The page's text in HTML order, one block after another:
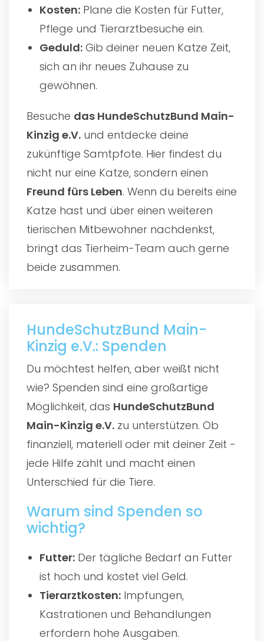
Kosten: Plane die Kosten für Futter,
Pflege und Tierarztbesuche ein.
Geduld: Gib deiner neuen Katze Zeit,
sich an ihr neues Zuhause zu
gewöhnen.
Besuche das HundeSchutzBund Main-
Kinzig e.V. und entdecke deine
zukünftige Samtpfote. Hier findest du
nicht nur eine Katze, sondern einen
Freund fürs Leben. Wenn du bereits eine
Katze hast und über einen weiteren
tierischen Mitbewohner nachdenkst,
bringt das Tierheim-Team auch gerne
beide zusammen.
HundeSchutzBund Main-
Kinzig e.V.: Spenden
Du möchtest helfen, aber weißt nicht
wie? Spenden sind eine großartige
Möglichkeit, das HundeSchutzBund
Main-Kinzig e.V. zu unterstützen. Ob
finanziell, materiell oder mit deiner Zeit -
jede Hilfe zählt und macht einen
Unterschied für die Tiere.
Warum sind Spenden so
wichtig?
Futter: Der tägliche Bedarf an Futter
ist hoch und kostet viel Geld.
Tierarztkosten: Impfungen,
Kastrationen und Behandlungen
erfordern hohe Ausgaben.